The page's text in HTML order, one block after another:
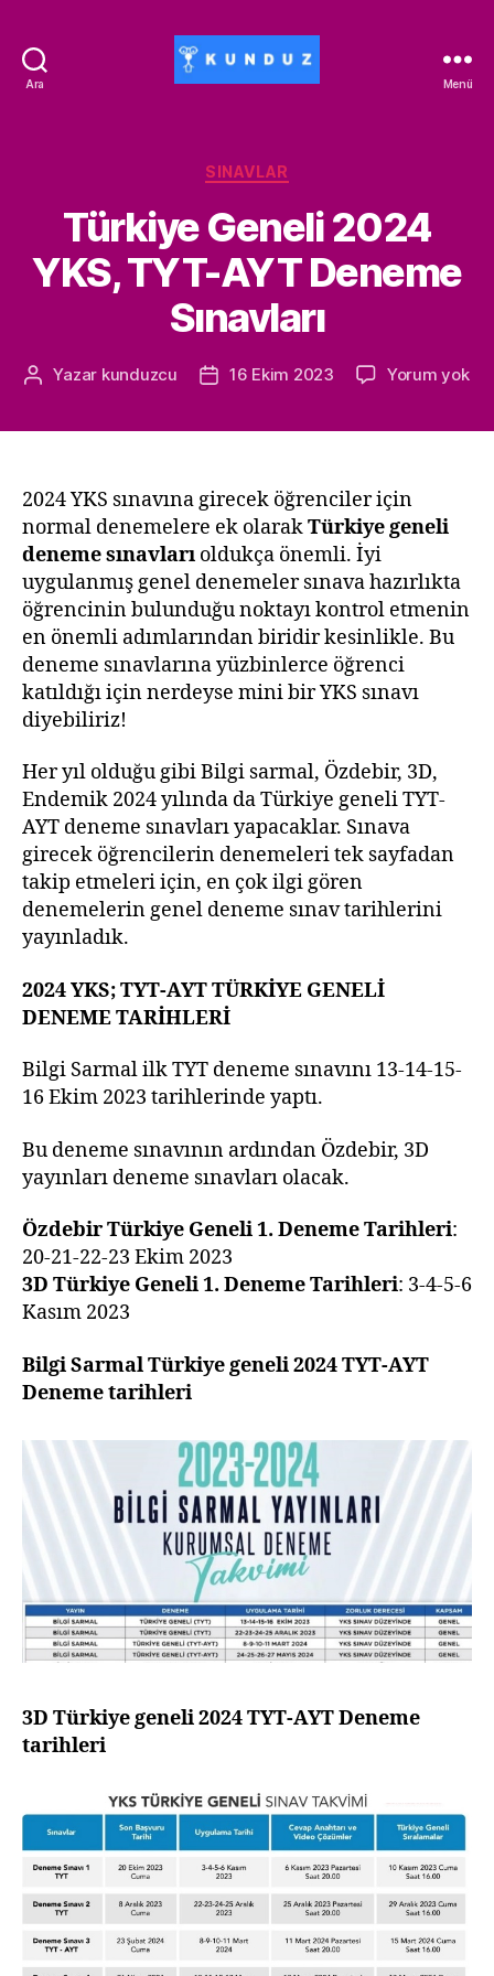
Ara
-
ALİSAN453T-
500ALİSAN
Menü
Kategoriler
SINAVLAR
Türkiye Geneli 2024
YKS, TYT-AYT Deneme
Sınavları
Yazının
Yazar kunduzcu
Yazı16 Ekim 2023 Yorum yok
2024 YKS sınavına girecek öğrenciler için
normal denemelere ek olarakTürkiye geneli
deneme sınavları oldukça önemli. İyi
uygulanmış genel denemeler sınava hazırlıkta
öğrencinin bulunduğu noktayı kontrol etmenin
en önemli adımlarından biridir kesinlikle. Bu
deneme sınavlarına yüzbinlerce öğrenci
katıldığı için nerdeyse mini bir YKS sınavı
diyebiliriz!
Her yıl olduğu gibi Bilgi sarmal, Özdebir, 3D,
Endemik 2024 yılında da Türkiye geneli TYT-
AYT deneme sınavları yapacaklar. Sınava
girecek öğrencilerin denemeleri tek sayfadan
takip etmeleri için, en çok ilgi gören
denemelerin genel deneme sınav tarihlerini
yayınladık.
2024 YKS; TYT-AYT TÜRKİYE GENELİ
DENEME TARİHLERİ
Bilgi Sarmal ilk TYT deneme sınavını 13-14-15-
16 Ekim 2023 tarihlerinde yaptı.
Bu deneme sınavının ardından Özdebir, 3D
yayınları deneme sınavları olacak.
Özdebir Türkiye Geneli 1. Deneme Tarihleri:
20-21-22-23 Ekim 2023
3D Türkiye Geneli 1. Deneme Tarihleri: 3-4-5-6
Kasım 2023
Bilgi Sarmal Türkiye geneli 2024 TYT-AYT
Deneme tarihleri
3D Türkiye geneli 2024 TYT-AYT Deneme
tarihleri